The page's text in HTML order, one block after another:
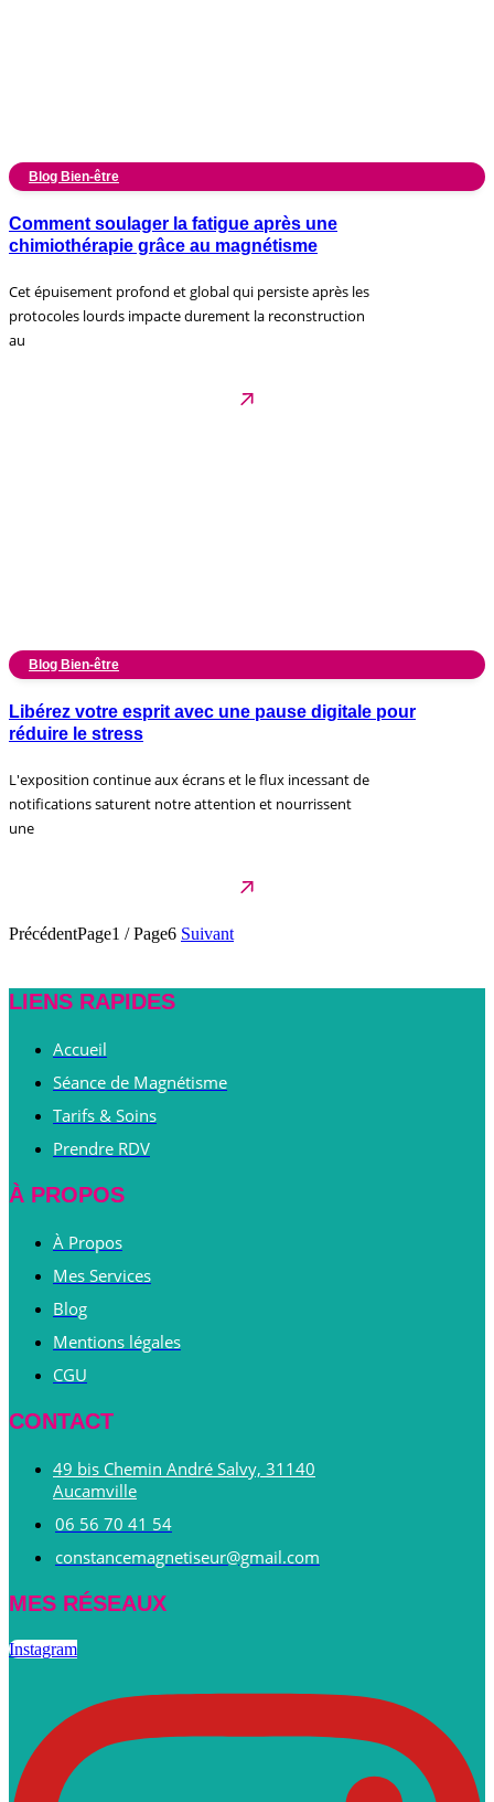
Blog Bien-être
Comment soulager la fatigue après une
chimiothérapie grâce au magnétisme
Cet épuisement profond et global qui persiste après les
protocoles lourds impacte durement la reconstruction
au
Blog Bien-être
Libérez votre esprit avec une pause digitale pour
réduire le stress
L'exposition continue aux écrans et le flux incessant de
notifications saturent notre attention et nourrissent
une
PrécédentPage1 / Page6 Suivant
LIENS RAPIDES
Accueil
Séance de Magnétisme
Tarifs & Soins
Prendre RDV
À PROPOS
À Propos
Mes Services
Blog
Mentions légales
CGU
CONTACT
49 bis Chemin André Salvy, 31140
Aucamville
06 56 70 41 54
constancemagnetiseur@gmail.com
MES RÉSEAUX
Instagram